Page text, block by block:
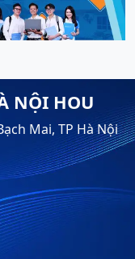
NỘI HOU
Mai, TP Hà Nội